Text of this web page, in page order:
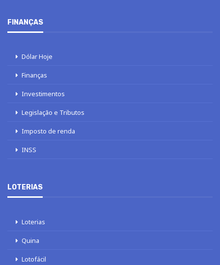
FINANÇAS
Dólar Hoje
Finanças
Investimentos
Legislação e Tributos
Imposto de renda
INSS
LOTERIAS
Loterias
Quina
Lotofácil